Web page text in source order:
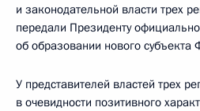
и законодательной власти трех
передали Президенту
об образовании нового субъекта
У представителей властей трех
в очевидности позитивного